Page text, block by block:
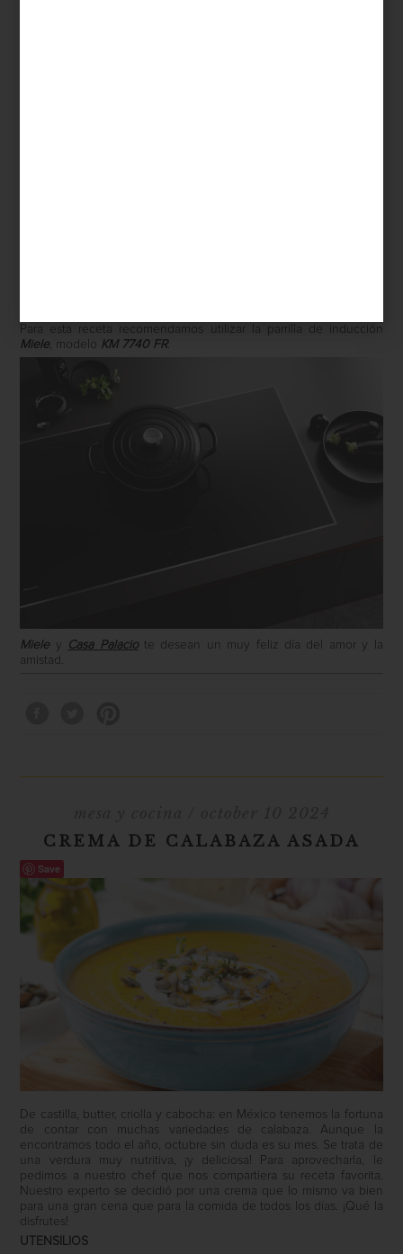
Para esta receta recomendamos utilizar la parrilla de inducción
Miele, modelo KM 7740 FR.
Mieley Casa Palaciote desean un muy feliz día del amor y la
amistad.
CREMA DE CALABAZA ASADA
Save
De castilla, butter, criolla y cabocha: en México tenemos la fortuna
de contar con muchas variedades de calabaza. Aunque la
encontramos todo el año, octubre sin duda es su mes. Se trata de
una verdura muy nutritiva, ¡y deliciosa! Para aprovecharla, le
pedimos a nuestro chef que nos compartiera su receta favorita.
Nuestro experto se decidió por una crema que lo mismo va bien
para una gran cena que para la comida de todos los días. ¡Qué la
disfrutes!
UTENSILIOS